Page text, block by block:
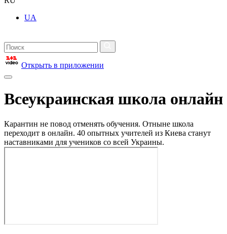
UA
Открыть в приложении
Всеукраинская школа онлайн
Карантин не повод отменять обучения. Отныне школа
переходит в онлайн. 40 опытных учителей из Киева станут
наставниками для учеников со всей Украины.